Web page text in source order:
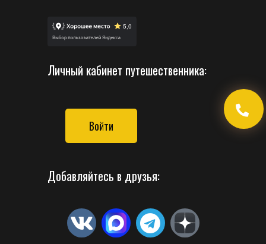
Личный кабинет путешественника:
Войти
Добавляйтесь в друзья: